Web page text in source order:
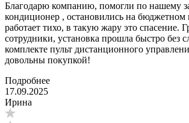
Благодарю компанию, помогли по нашему
кондиционер , остановились на бюджетном
работает тихо, в такую жару это спасение.
сотрудники, установка прошла быстро без
комплекте пульт дистанционного
довольны покупкой!
Подробнее
17.09.2025
Ирина